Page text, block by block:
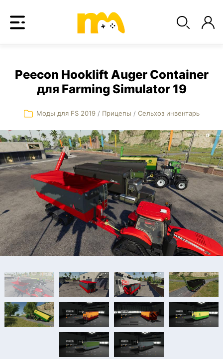
Peecon Hooklift Auger Container
для Farming Simulator 19
Моды для FS 2019/ Прицепы / Сельхоз инвентарь